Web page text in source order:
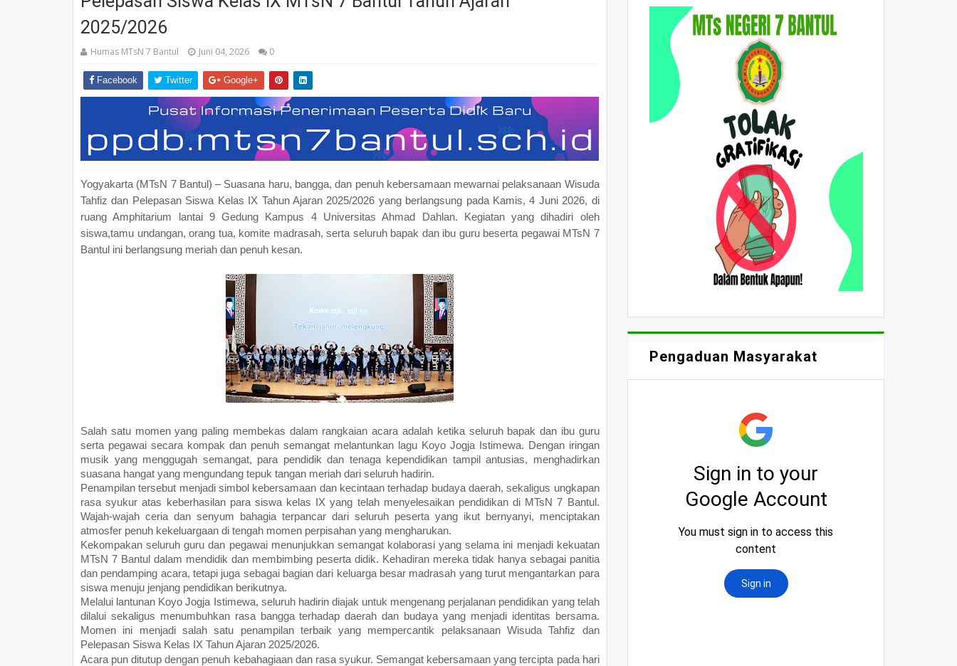
2025/2026
Humas MTsN 7 Bantul Juni 04, 2026 0
Facebook Twitter Google+
Yogyakarta (MTsN 7 Bantul) – Suasana haru, bangga, dan penuh kebersamaan mewarnai pelaksanaan Wisuda
Tahfiz dan Pelepasan Siswa Kelas IX Tahun Ajaran 2025/2026 yang berlangsung pada Kamis, 4 Juni 2026, di
ruang Amphitarium lantai 9 Gedung Kampus 4 Universitas Ahmad Dahlan. Kegiatan yang dihadiri oleh
siswa,tamu undangan, orang tua, komite madrasah, serta seluruh bapak dan ibu guru beserta pegawai MTsN 7
Bantul ini berlangsung meriah dan penuh kesan.
Salah satu momen yang paling membekas dalam rangkaian acara adalah ketika seluruh bapak dan ibu guru
serta pegawai secara kompak dan penuh semangat melantunkan lagu Koyo Jogja Istimewa. Dengan iringan
musik yang menggugah semangat, para pendidik dan tenaga kependidikan tampil antusias, menghadirkan
suasana hangat yang mengundang tepuk tangan meriah dari seluruh hadirin.
Penampilan tersebut menjadi simbol kebersamaan dan kecintaan terhadap budaya daerah, sekaligus ungkapan
rasa syukur atas keberhasilan para siswa kelas IX yang telah menyelesaikan pendidikan di MTsN 7 Bantul.
Wajah-wajah ceria dan senyum bahagia terpancar dari seluruh peserta yang ikut bernyanyi, menciptakan
atmosfer penuh kekeluargaan di tengah momen perpisahan yang mengharukan.
Kekompakan seluruh guru dan pegawai menunjukkan semangat kolaborasi yang selama ini menjadi kekuatan
MTsN 7 Bantul dalam mendidik dan membimbing peserta didik. Kehadiran mereka tidak hanya sebagai panitia
dan pendamping acara, tetapi juga sebagai bagian dari keluarga besar madrasah yang turut mengantarkan para
siswa menuju jenjang pendidikan berikutnya.
Melalui lantunan Koyo Jogja Istimewa, seluruh hadirin diajak untuk mengenang perjalanan pendidikan yang telah
dilalui sekaligus menumbuhkan rasa bangga terhadap daerah dan budaya yang menjadi identitas bersama.
Momen ini menjadi salah satu penampilan terbaik yang mempercantik pelaksanaan Wisuda Tahfiz dan
Pelepasan Siswa Kelas IX Tahun Ajaran 2025/2026.
Acara pun ditutup dengan penuh kebahagiaan dan rasa syukur. Semangat kebersamaan yang tercipta pada hari
Pengaduan Masyarakat